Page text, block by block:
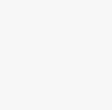
Die Preise für Waren
September 2023
5,0 %.
(+5,5 %, darunter
Tabakwaren: +8,8 %;
Getränke: +7,7 %).